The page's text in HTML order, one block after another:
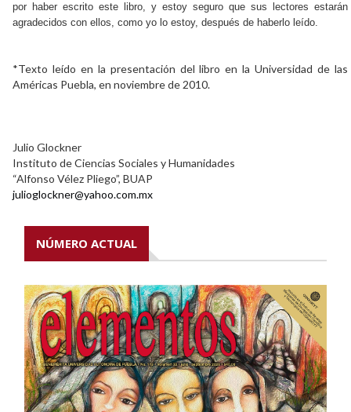
por haber escrito este libro, y estoy seguro que sus lectores estarán
agradecidos con ellos, como yo lo estoy, después de haberlo leído.
*Texto leído en la presentación del libro en la Universidad de las
Américas Puebla, en noviembre de 2010.
Julio Glockner
Instituto de Ciencias Sociales y Humanidades
“Alfonso Vélez Pliego”, BUAP
julioglockner@yahoo.com.mx
NÚMERO ACTUAL